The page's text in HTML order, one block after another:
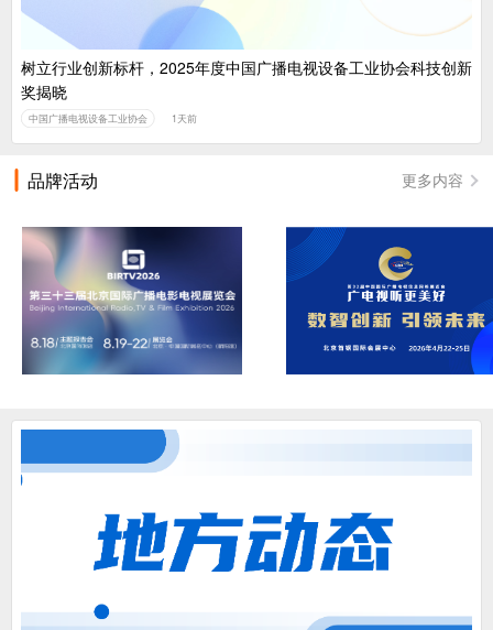
树立行业创新标杆，2025年度中国广播电视设备工业协会科技创新
奖揭晓
中国广播电视设备工业协会 1天前
品牌活动 更多内容